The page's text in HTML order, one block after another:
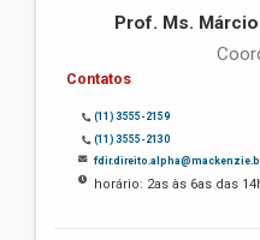
Prof. Ms.
Contatos
(11) 3555-2159
(11) 3555-2130
horário: 2as às 6as das